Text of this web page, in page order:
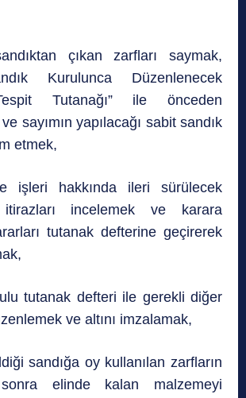
çıkan zarfları saymak,
Kurulunca Düzenlenecek
Tutanağı” ile önceden
sayımın yapılacağı sabit sandık
etmek,
işleri hakkında ileri sürülecek
incelemek ve karara
tutanak defterine geçirerek
tutanak defteri ile gerekli diğer
ve altını imzalamak,
sandığa oy kullanılan zarfların
elinde kalan malzemeyi